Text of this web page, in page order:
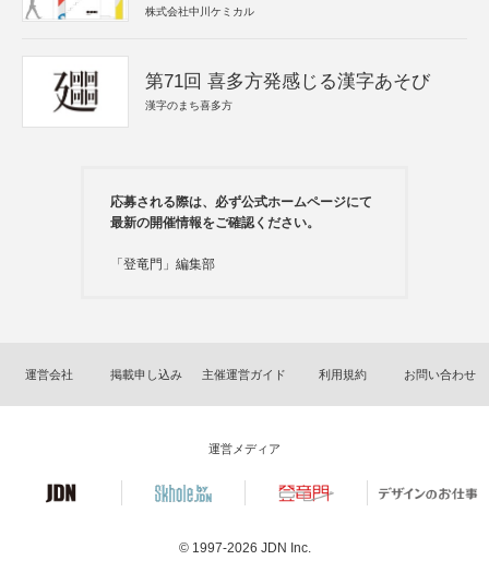
株式会社中川ケミカル
第71回 喜多方発感じる漢字あそび
漢字のまち喜多方
応募される際は、必ず公式ホームページにて
最新の開催情報をご確認ください。
「登竜門」編集部
運営会社 掲載申し込み 主催運営ガイド 利用規約 お問い合わせ
運営メディア
© 1997-2026 JDN Inc.